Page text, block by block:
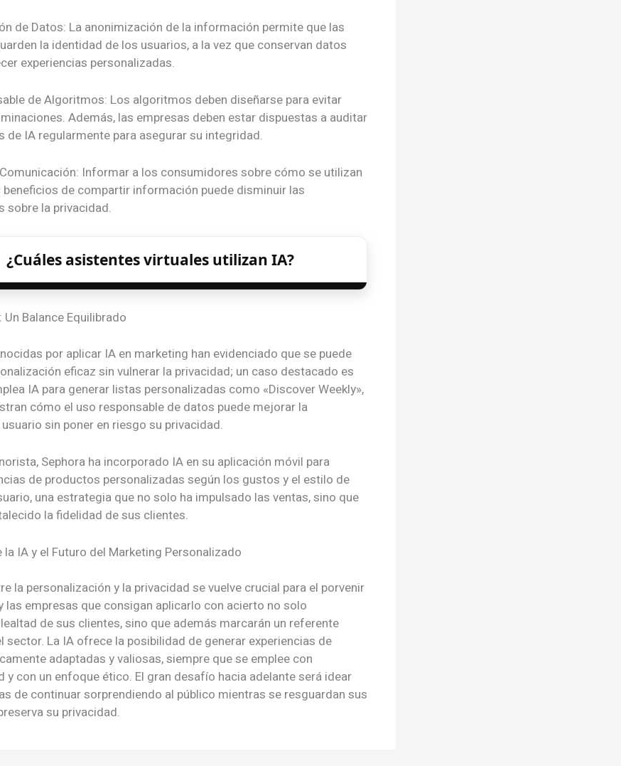
de Datos: La anonimización de la información permite que las
la identidad de los usuarios, a la vez que conservan datos
experiencias personalizadas.
de Algoritmos: Los algoritmos deben diseñarse para evitar
Además, las empresas deben estar dispuestas a auditar
de IA regularmente para asegurar su integridad.
Informar a los consumidores sobre cómo se utilizan
de compartir información puede disminuir las
sobre la privacidad.
¿Cuáles asistentes virtuales utilizan IA?
Balance Equilibrado
por aplicar IA en marketing han evidenciado que se puede
eficaz sin vulnerar la privacidad; un caso destacado es
IA para generar listas personalizadas como «Discover Weekly»,
cómo el uso responsable de datos puede mejorar la
sin poner en riesgo su privacidad.
Sephora ha incorporado IA en su aplicación móvil para
de productos personalizadas según los gustos y el estilo de
una estrategia que no solo ha impulsado las ventas, sino que
la fidelidad de sus clientes.
la IA y el Futuro del Marketing Personalizado
la personalización y la privacidad se vuelve crucial para el porvenir
las empresas que consigan aplicarlo con acierto no solo
de sus clientes, sino que además marcarán un referente
sector. La IA ofrece la posibilidad de generar experiencias de
adaptadas y valiosas, siempre que se emplee con
y con un enfoque ético. El gran desafío hacia adelante será idear
de continuar sorprendiendo al público mientras se resguardan sus
su privacidad.